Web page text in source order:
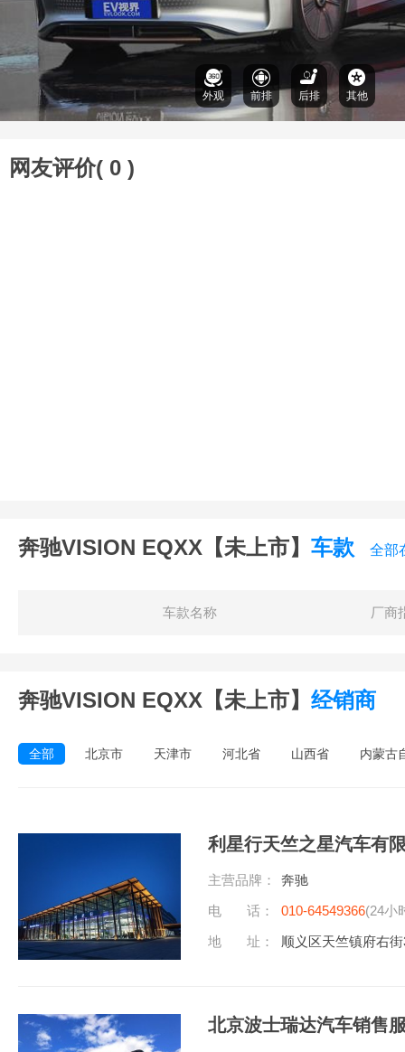
外观 前排 后排 其他
网友评价( 0 )
奔驰VISION EQXX【未上市】 车款 全部
车款名称 厂商
奔驰VISION EQXX【未上市】 经销商
全部 北京市 天津市 河北省 山西省 内蒙古
利星行天竺之星汽车有
主营品牌：
奔驰
电 话：
010-64549366(24小
地 址：
顺义区天竺镇府右
北京波士瑞达汽车销售